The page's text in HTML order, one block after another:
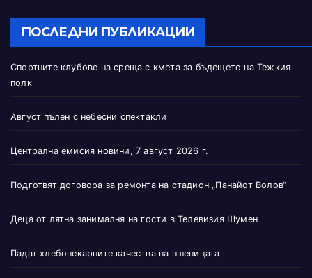
ПОСЛЕДНИ ПУБЛИКАЦИИ
Спортните клубове на среща с кмета за бъдещето на Тежкия
полк
Август пълен с небесни спектакли
Централна емисия новини, 7 август 2026 г.
Подготвят договора за ремонта на стадион „Панайот Волов“
Деца от лятна занималня на гости в Телевизия Шумен
Падат хлебопекарните качества на пшеницата